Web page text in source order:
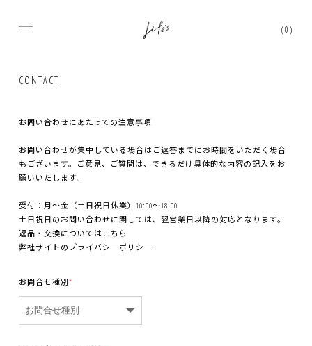
(0)
CONTACT
お問い合わせにあたっての注意事項
お問い合わせが集中している場合はご返答までにお時間をいただく場合
もございます。ご意見、ご質問は、できるだけ具体的な内容の記入をお
願いいたします。
受付：月〜金（土日祝日休業）10:00〜18:00
土日祝日のお問い合わせに関しては、翌営業日以降の対応となります。
返品・交換については こちら
弊社サイトの プライバシーポリシー
お問合せ種別*